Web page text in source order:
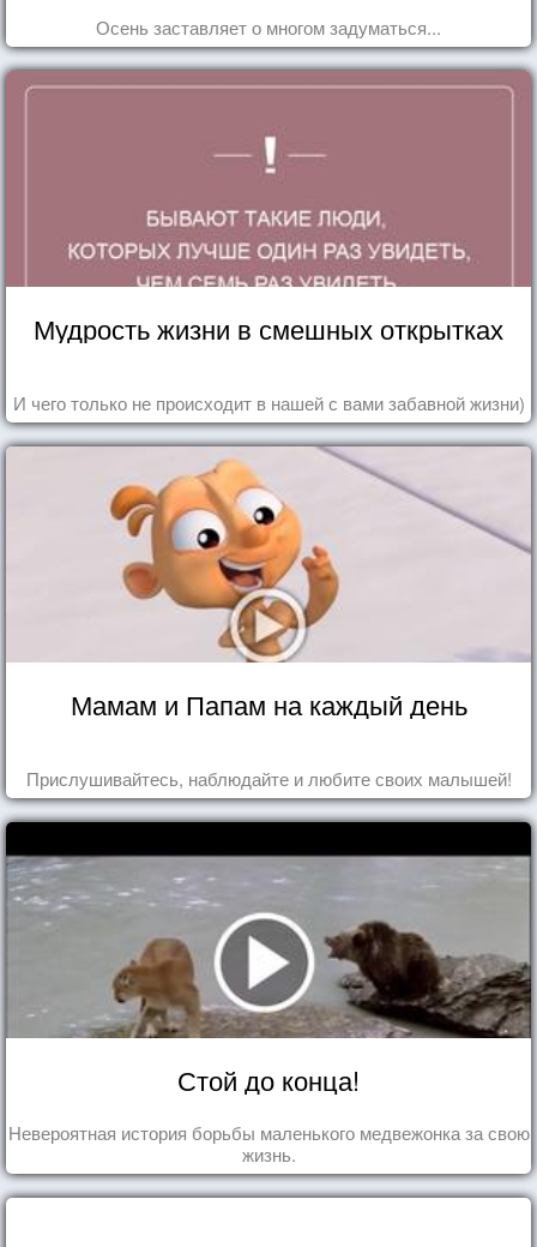
Осень заставляет о многом задуматься...
Мудрость жизни в смешных открытках
И чего только не происходит в нашей с вами забавной жизни)
Мамам и Папам на каждый день
Прислушивайтесь, наблюдайте и любите своих малышей!
Стой до конца!
Невероятная история борьбы маленького медвежонка за свою
жизнь.